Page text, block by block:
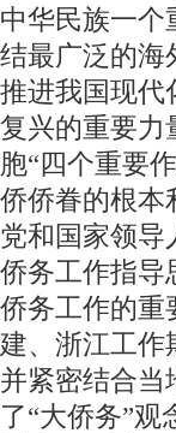
中华民族一个
结最广泛的海
推进我国现代
复兴的重要力
胞“四个重要
侨侨眷的根本
党和国家领导
侨务工作指导
侨务工作的重
建、浙江工作
并紧密结合当
了“大侨务”